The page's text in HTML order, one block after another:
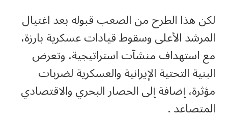
لكن هذا الطرح من الصعب قبوله بعد اغتيال
المرشد الأعلى وسقوط قيادات عسكرية بارزة،
مع استهداف منشآت استراتيجية، وتعرض
البنية التحتية الإيرانية والعسكرية لضربات
مؤثرة، إضافة إلى الحصار البحري والاقتصادي
المتصاعد .